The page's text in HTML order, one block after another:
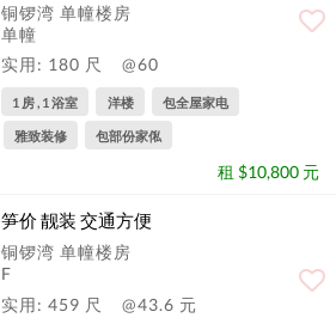
铜锣湾 单幢楼房
单幢
实用: 180 尺
@60
1 房 , 1 浴室 洋楼 包全屋家电
雅致装修 包部份家俬
租 $10,800 元
笋价 靓装 交通方便
铜锣湾 单幢楼房
F
实用: 459 尺
@43.6 元